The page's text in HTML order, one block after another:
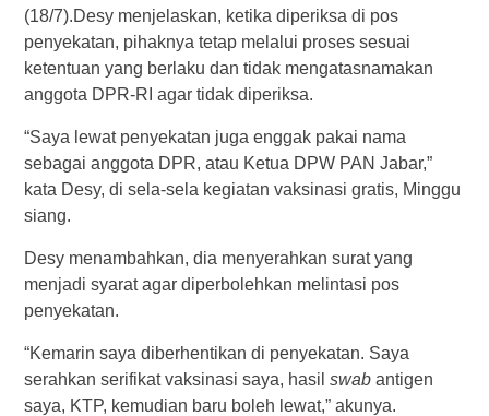
(18/7).Desy menjelaskan, ketika diperiksa di pos
penyekatan, pihaknya tetap melalui proses sesuai
ketentuan yang berlaku dan tidak mengatasnamakan
anggota DPR-RI agar tidak diperiksa.
“Saya lewat penyekatan juga enggak pakai nama
sebagai anggota DPR, atau Ketua DPW PAN Jabar,”
kata Desy, di sela-sela kegiatan vaksinasi gratis, Minggu
siang.
Desy menambahkan, dia menyerahkan surat yang
menjadi syarat agar diperbolehkan melintasi pos
penyekatan.
“Kemarin saya diberhentikan di penyekatan. Saya
serahkan serifikat vaksinasi saya, hasil swabantigen
saya, KTP, kemudian baru boleh lewat,” akunya.